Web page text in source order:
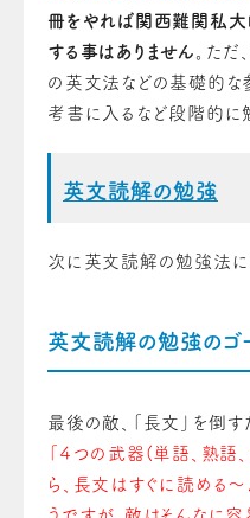
冊をやれば関西難関私
する事はありません。 ただ
の英文法などの基礎的な
考書に入るなど段階的に
英文読解の勉強
次に英文読解の勉強法に
英文読解の勉強のゴ
最後の敵、「長文」を倒
「４つの武器(単語、熟語
ら、長文はすぐに読める